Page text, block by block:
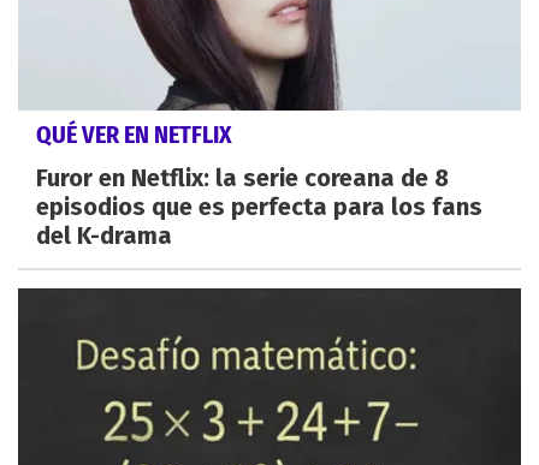
QUÉ VER EN NETFLIX
Furor en Netflix: la serie coreana de 8
episodios que es perfecta para los fans
del K-drama